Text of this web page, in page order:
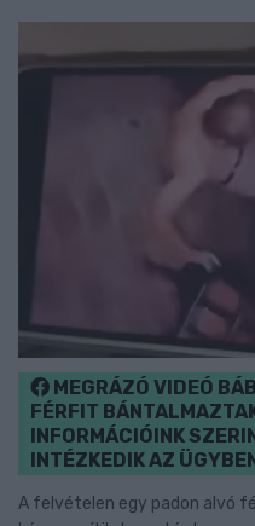
MEGRÁZÓ VIDEÓ
FÉRFIT
INFORMÁCIÓINK
INTÉZKEDIK AZ ÜGYBEN
A felvételen egy padon alvó